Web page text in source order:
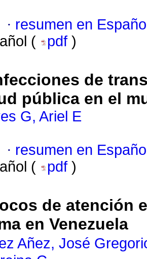
· resumen en
(
pdf )
de
pública en el
G, Ariel E
· resumen en
(
pdf )
de atención
en Venezuela
Añez, José